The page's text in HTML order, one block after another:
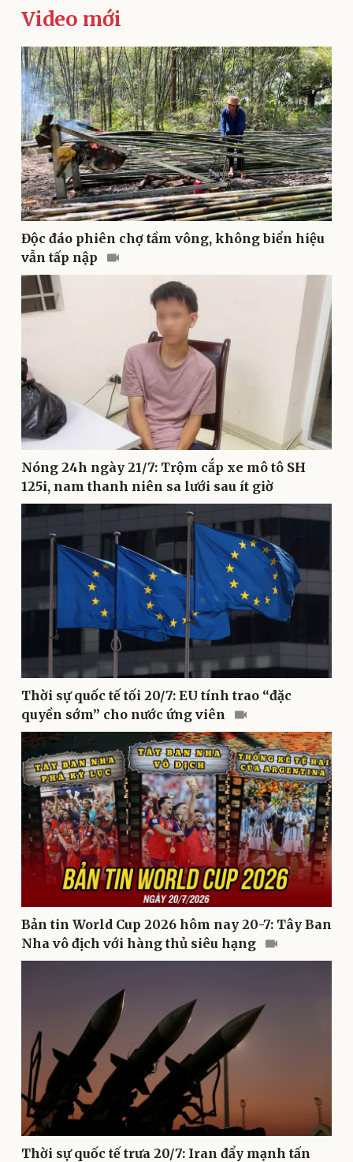
eSports
Hậu trường
Doanh nghiệp
Thông tin doanh nghiệp
Doanh nhân
Vì cộng đồng
Công nghệ
Sành điệu
Tin Công nghệ
Trải nghiệm
Chuyển đổi số
Sức khỏe
Cây thuốc
Sản phụ khoa
Nhi khoa
Phòng mạch online
Ăn sạch sống khỏe
Đời sống
Nhà đẹp
Blog
Tình yêu - Gia đình
Video mới
Độc đáo phiên chợ tầm vông, không biển hiệu
vẫn tấp nập
Nóng 24h ngày 21/7: Trộm cắp xe mô tô SH
125i, nam thanh niên sa lưới sau ít giờ
Thời sự quốc tế tối 20/7: EU tính trao “đặc
quyền sớm” cho nước ứng viên
Bản tin World Cup 2026 hôm nay 20-7: Tây Ban
Nha vô địch với hàng thủ siêu hạng
Thời sự quốc tế trưa 20/7: Iran đẩy mạnh tấn